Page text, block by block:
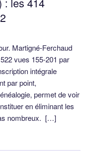
Martigné-Ferchaud
vues 155-201 par
intégrale
par point,
permet de voir
en éliminant les
nombreux. […]